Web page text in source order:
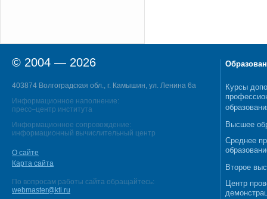
© 2004 — 2026
403874 Волгоградская обл., г. Камышин, ул. Ленина 6а
Информационное наполнение:
пресс–центр института
Информационное сопровождение:
информационный вычислительный центр
О сайте
Карта сайта
По вопросам работы сайта обращайтесь:
webmaster@kti.ru
Курсы
Высшее
Среднее
Второе
Центр